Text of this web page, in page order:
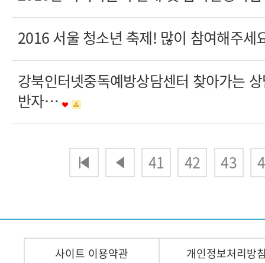
2016 서울 청소년 축제! 많이 참여해주세
강북인터넷중독예방상담센터 찾아가는
반자…
41 42 43
맨끝
사이트 이용약관 개인정보처리방